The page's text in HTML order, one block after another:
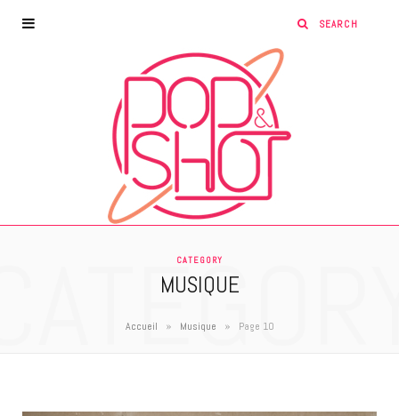
CATEGORY
MUSIQUE
Accueil » Musique » Page 10